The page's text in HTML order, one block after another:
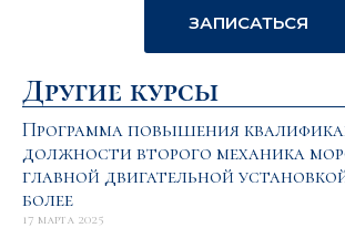
ЗАПИСАТЬСЯ
Другие курсы
Программа повышения
должности второго механика
главной двигательной
более
17 марта 2025